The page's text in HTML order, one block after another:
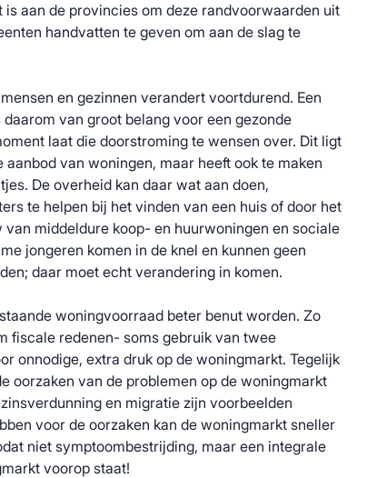
aan de provincies om deze randvoorwaarden uit
handvatten te geven om aan de slag te
en gezinnen verandert voortdurend. Een
van groot belang voor een gezonde
laat die doorstroming te wensen over. Dit ligt
aanbod van woningen, maar heeft ook te maken
De overheid kan daar wat aan doen,
te helpen bij het vinden van een huis of door het
van middeldure koop- en huurwoningen en sociale
jongeren komen in de knel en kunnen geen
daar moet echt verandering in komen.
woningvoorraad beter benut worden. Zo
fiscale redenen- soms gebruik van twee
onnodige, extra druk op de woningmarkt. Tegelijk
oorzaken van de problemen op de woningmarkt
en migratie zijn voorbeelden
voor de oorzaken kan de woningmarkt sneller
niet symptoombestrijding, maar een integrale
voorop staat!